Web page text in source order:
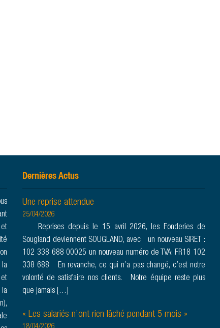
la
Dernières Actus
Une reprise attendue
25/04/2026
Reprises depuis le 15 avril 2026, les Fonderies de
Sougland deviennent SOUGLAND, avec un nouveau SIRET :
102 338 688 00025 un nouveau numéro de TVA: FR18 102
338 688 En revanche, ce qui n’a pas changé, c’est notre
volonté de satisfaire nos clients. Notre équipe reste plus
que jamais […]
« Les salariés n’ont rien lâché pendant 5 mois »